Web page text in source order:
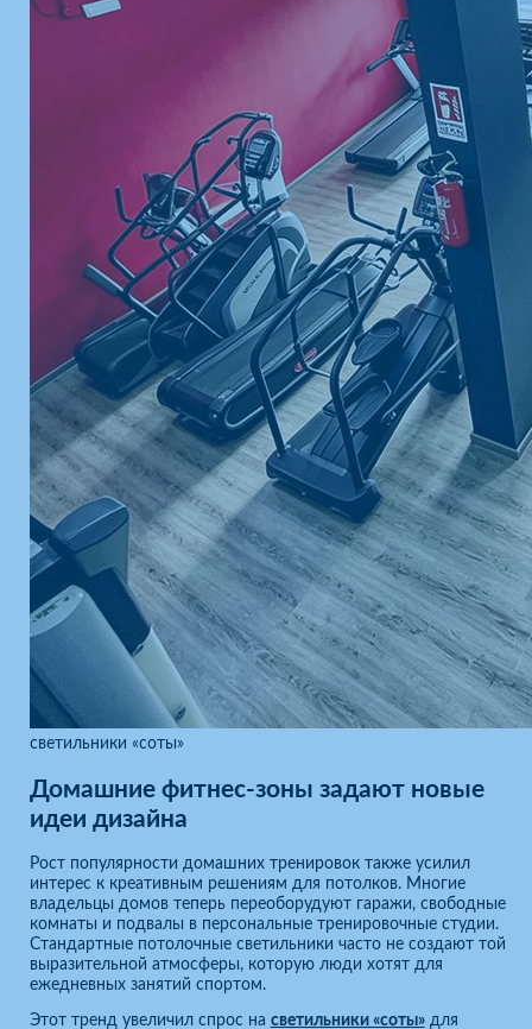
светильники «соты»
Домашние фитнес-зоны задают новые
идеи дизайна
Рост популярности домашних тренировок также усилил
интерес к креативным решениям для потолков. Многие
владельцы домов теперь переоборудуют гаражи, свободные
комнаты и подвалы в персональные тренировочные студии.
Стандартные потолочные светильники часто не создают той
выразительной атмосферы, которую люди хотят для
ежедневных занятий спортом.
Этот тренд увеличил спрос на светильники «соты»для